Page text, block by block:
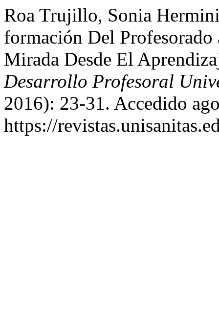
Roa Trujillo, Sonia
formación Del
Mirada Desde El
Desarrollo Profesoral
2016): 23-31. Accedido
https://